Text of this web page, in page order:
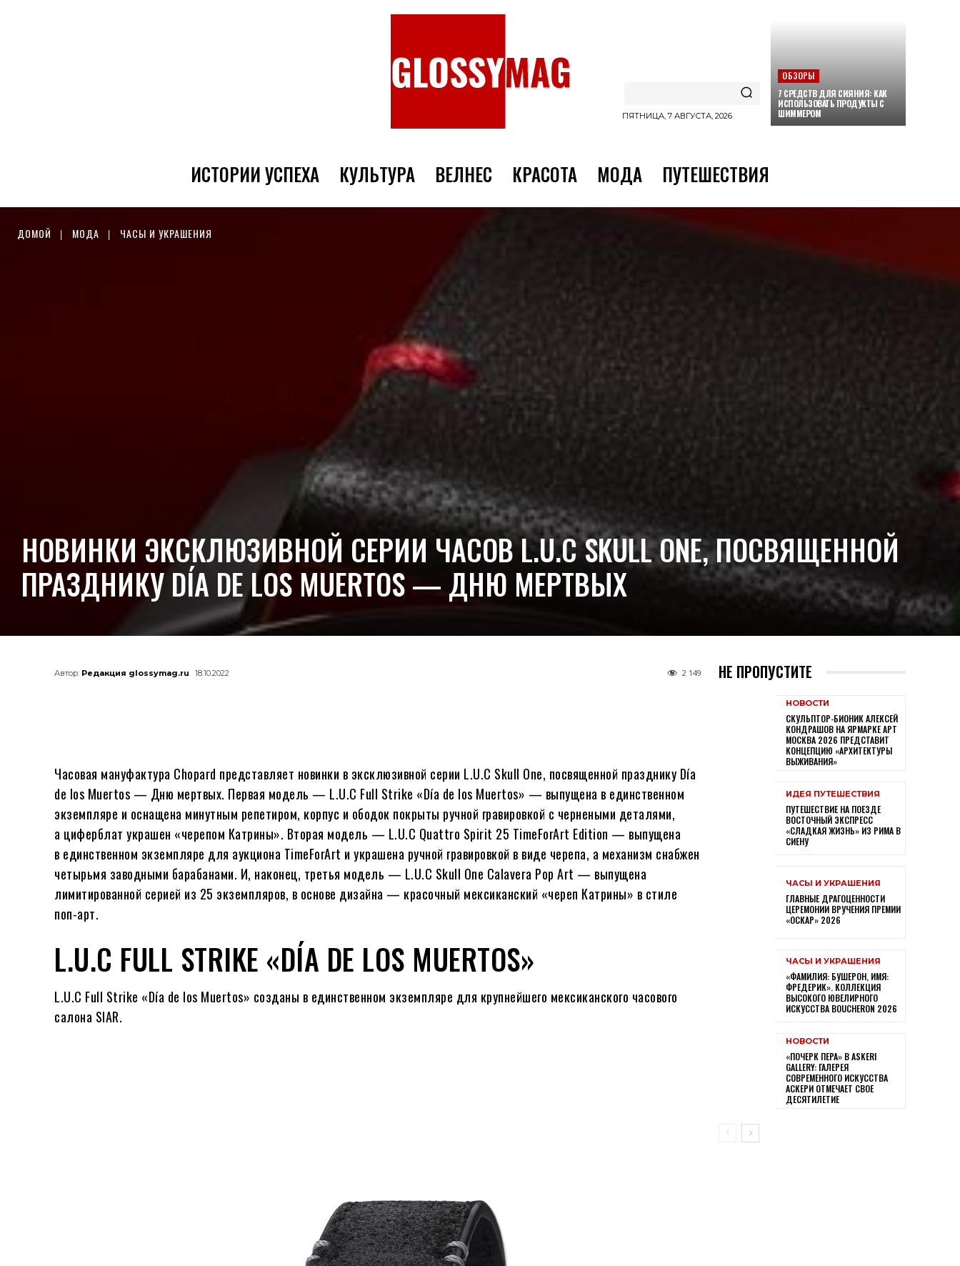
ПЯТНИЦА, 7 АВГУСТА, 2026
ОБЗОРЫ
7 СРЕДСТВ ДЛЯ СИЯНИЯ: КАК
ИСПОЛЬЗОВАТЬ ПРОДУКТЫ С
ШИММЕРОМ
ИСТОРИИ УСПЕХА КУЛЬТУРА ВЕЛНЕС КРАСОТА МОДА ПУТЕШЕСТВИЯ
ДОМОЙ МОДА ЧАСЫ И УКРАШЕНИЯ
НОВИНКИ ЭКСКЛЮЗИВНОЙ СЕРИИ ЧАСОВ L.U.C SKULL ONE, ПОСВЯЩЕННОЙ
ПРАЗДНИКУ DÍA DE LOS MUERTOS — ДНЮ МЕРТВЫХ
Автор: Редакция glossymag.ru 18.10.2022 2 149
Часовая мануфактура Chopard представляет новинки в эксклюзивной серии L.U.C Skull One, посвященной празднику Día
de los Muertos — Дню мертвых. Первая модель — L.U.C Full Strike «Día de los Muertos» — выпущена в единственном
экземпляре и оснащена минутным репетиром, корпус и ободок покрыты ручной гравировкой с чернеными деталями,
а циферблат украшен «черепом Катрины». Вторая модель — L.U.C Quattro Spirit 25 TimeForArt Edition — выпущена
в единственном экземпляре для аукциона TimeForArt и украшена ручной гравировкой в виде черепа, а механизм снабжен
четырьмя заводными барабанами. И, наконец, третья модель — L.U.C Skull One Calavera Pop Art — выпущена
лимитированной серией из 25 экземпляров, в основе дизайна — красочный мексиканский «череп Катрины» в стиле
поп-арт.
L.U.C FULL STRIKE «DÍA DE LOS MUERTOS»
L.U.C Full Strike «Día de los Muertos» созданы в единственном экземпляре для крупнейшего мексиканского часового
салона SIAR.
НЕ ПРОПУСТИТЕ
НОВОСТИ
СКУЛЬПТОР-БИОНИК АЛЕКСЕЙ
КОНДРАШОВ НА ЯРМАРКЕ АРТ
МОСКВА 2026 ПРЕДСТАВИТ
КОНЦЕПЦИЮ «АРХИТЕКТУРЫ
ВЫЖИВАНИЯ»
ИДЕЯ ПУТЕШЕСТВИЯ
ПУТЕШЕСТВИЕ НА ПОЕЗДЕ
ВОСТОЧНЫЙ ЭКСПРЕСС
«СЛАДКАЯ ЖИЗНЬ» ИЗ РИМА В
СИЕНУ
ЧАСЫ И УКРАШЕНИЯ
ГЛАВНЫЕ ДРАГОЦЕННОСТИ
ЦЕРЕМОНИИ ВРУЧЕНИЯ ПРЕМИИ
«ОСКАР» 2026
ЧАСЫ И УКРАШЕНИЯ
«ФАМИЛИЯ: БУШЕРОН, ИМЯ:
ФРЕДЕРИК». КОЛЛЕКЦИЯ
ВЫСОКОГО ЮВЕЛИРНОГО
ИСКУССТВА BOUCHERON 2026
НОВОСТИ
«ПОЧЕРК ПЕРА» В ASKERI
GALLERY: ГАЛЕРЕЯ
СОВРЕМЕННОГО ИСКУССТВА
АСКЕРИ ОТМЕЧАЕТ СВОЕ
ДЕСЯТИЛЕТИЕ